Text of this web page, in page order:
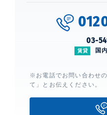
03-
賃貸 国
※お電話でお問い合わせ
て」とお伝えください。